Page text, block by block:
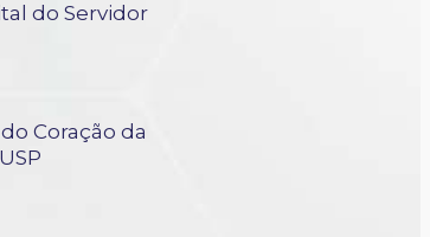
do Servidor
Coração da